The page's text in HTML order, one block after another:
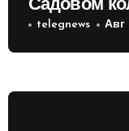
Садовом
telegnews Авг